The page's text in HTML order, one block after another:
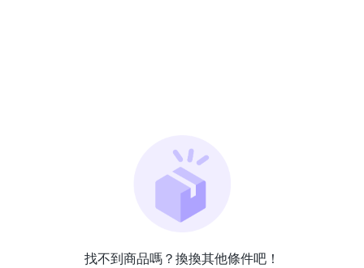
找不到商品嗎？換換其他條件吧！